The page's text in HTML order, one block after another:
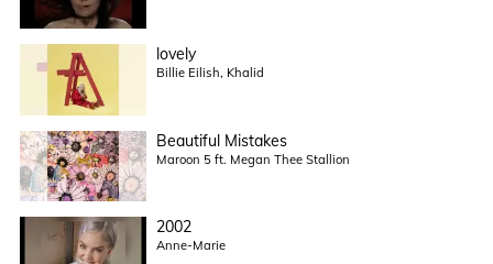
lovely
Billie Eilish, Khalid
Beautiful Mistakes
Maroon 5 ft. Megan Thee Stallion
2002
Anne-Marie